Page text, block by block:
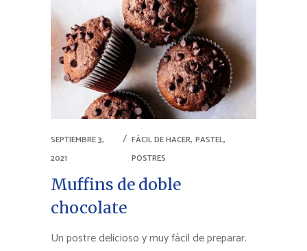
SEPTIEMBRE 3,
2021
FÁCIL DE HACER,PASTEL,
POSTRES
Muffins de doble
chocolate
Un postre delicioso y muy fácil de preparar.